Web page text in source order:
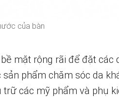
của bàn
mặt rộng rãi để đặt các
phẩm chăm sóc da
các mỹ phẩm và phụ